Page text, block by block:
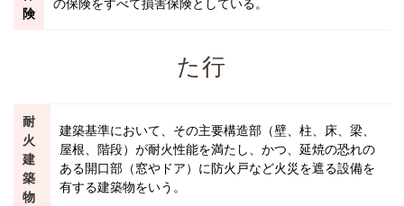
険
た行
耐
火
建
築
物
建築基準において、その主要構造部 （壁、柱、床、 梁
屋根、階段）が耐火性能を満たし、かつ、延焼の恐れの
ある開口部 （窓やドア）に防火戸など火災を遮る設備を
有する建築物をいう。